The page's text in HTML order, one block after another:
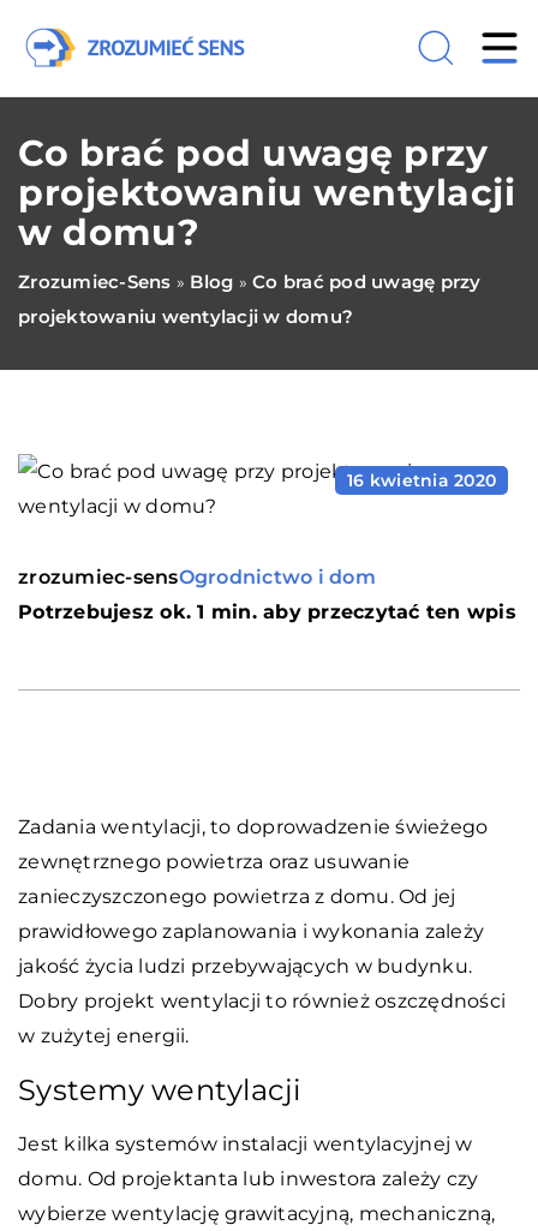
Co brać pod uwagę przy
projektowaniu wentylacji
w domu?
Zrozumiec-Sens » Blog » Co brać pod uwagę przy
projektowaniu wentylacji w domu?
16 kwietnia 2020
zrozumiec-sensOgrodnictwo i dom
Potrzebujesz ok. 1 min. aby przeczytać ten wpis
Zadania wentylacji, to doprowadzenie świeżego
zewnętrznego powietrza oraz usuwanie
zanieczyszczonego powietrza z domu. Od jej
prawidłowego zaplanowania i wykonania zależy
jakość życia ludzi przebywających w budynku.
Dobry projekt wentylacji to również oszczędności
w zużytej energii.
Systemy wentylacji
Jest kilka systemów instalacji wentylacyjnej w
domu. Od projektanta lub inwestora zależy czy
wybierze wentylację grawitacyjną, mechaniczną,